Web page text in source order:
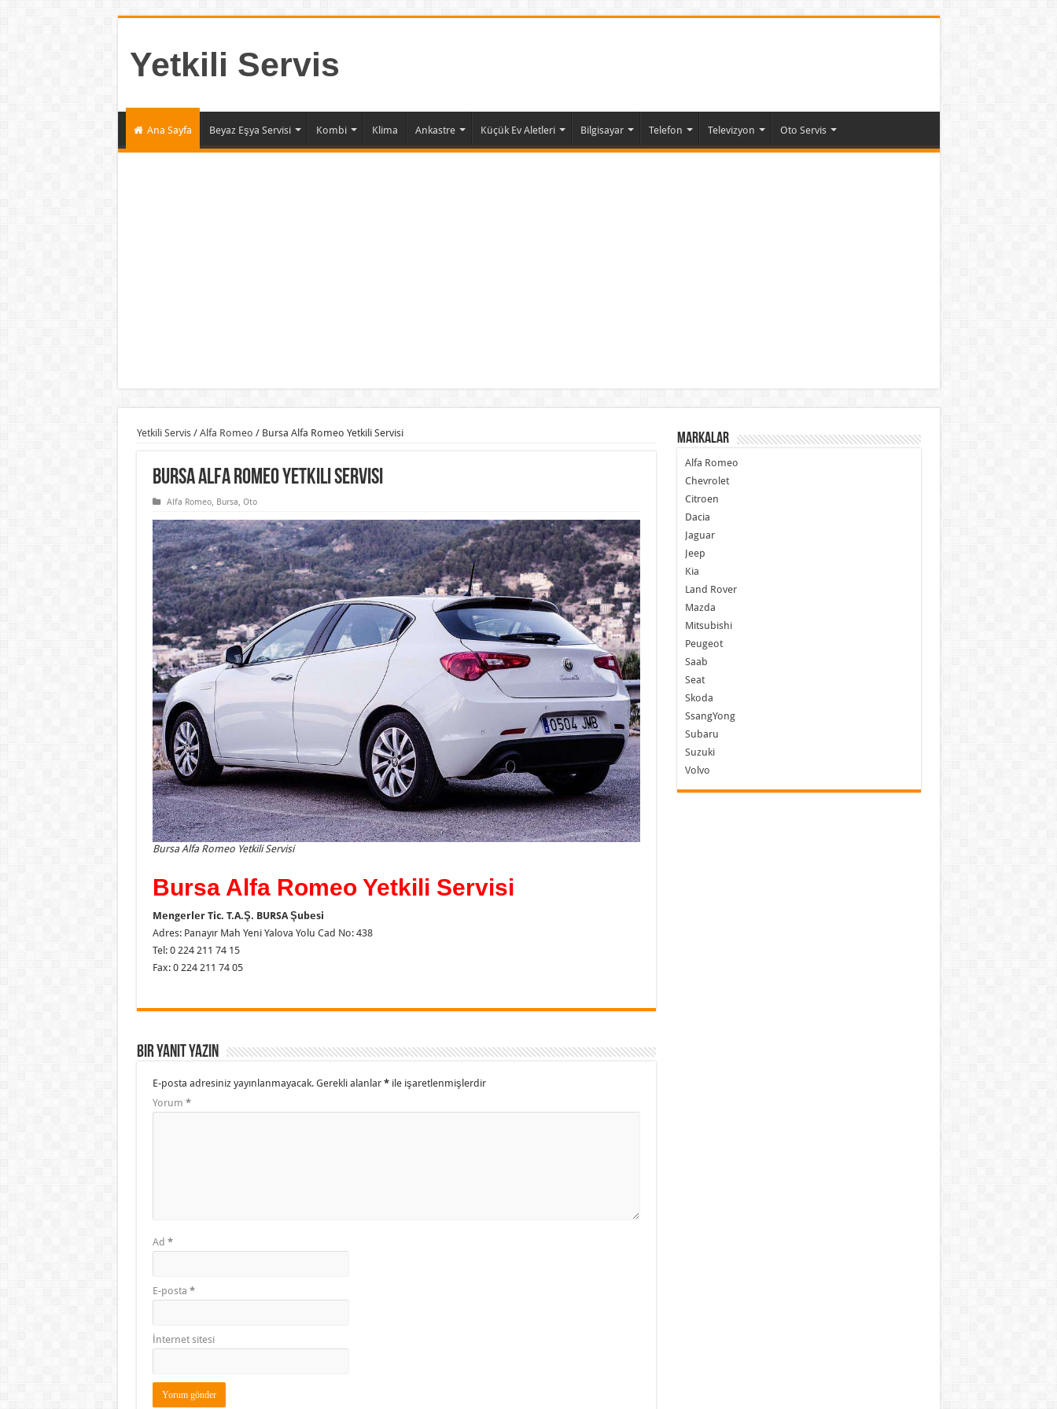
Yetkili Servis
Ana Sayfa Beyaz Eşya Servisi Kombi Klima Ankastre Küçük Ev Aletleri Bilgisayar Telefon Televizyon Oto Servis
Yetkili Servis / Alfa Romeo / Bursa Alfa Romeo Yetkili Servisi
Bursa Alfa Romeo Yetkili Servisi
Alfa Romeo, Bursa, Oto
Bursa Alfa Romeo Yetkili Servisi
Bursa Alfa Romeo Yetkili Servisi
Mengerler Tic. T.A.Ş. BURSA Şubesi
Adres: Panayır Mah Yeni Yalova Yolu Cad No: 438
Tel: 0 224 211 74 15
Fax: 0 224 211 74 05
Bir yanıt yazın
E-posta adresiniz yayınlanmayacak. Gerekli alanlar *ile işaretlenmişlerdir
Yorum *
Ad *
E-posta *
İnternet sitesi
Markalar
Alfa Romeo
Chevrolet
Citroen
Dacia
Jaguar
Jeep
Kia
Land Rover
Mazda
Mitsubishi
Peugeot
Saab
Seat
Skoda
SsangYong
Subaru
Suzuki
Volvo